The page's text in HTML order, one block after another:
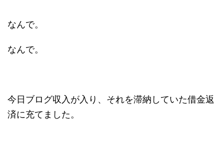
なんで。
なんで。
今日ブログ収入が入り、それを滞納していた借金返
済に充てました。